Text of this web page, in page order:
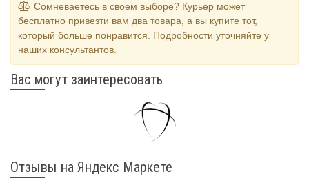
Сомневаетесь в своем выборе? Курьер может
бесплатно привезти вам два товара, а вы купите тот,
который больше понравится. Подробности уточняйте у
наших консультантов.
Вас могут заинтересовать
Отзывы на Яндекс Маркете